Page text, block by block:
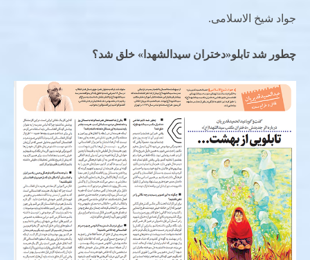
جواد شیخ الاسلامی.
چطور شد تابلو«دختران سیدالشهدا» خلق شد؟